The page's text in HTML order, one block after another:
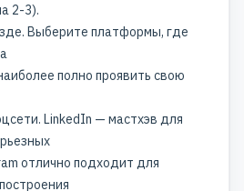
2-3).
Выберите платформы, где
полно проявить свою
LinkedIn — мастхэв для
отлично подходит для